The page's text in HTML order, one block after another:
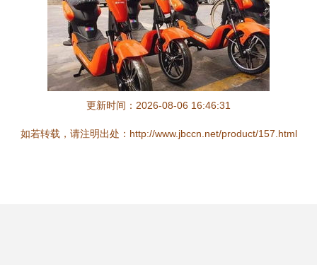
更新时间：2026-08-06 16:46:31
如若转载，请注明出处：http://www.jbccn.net/product/157.html